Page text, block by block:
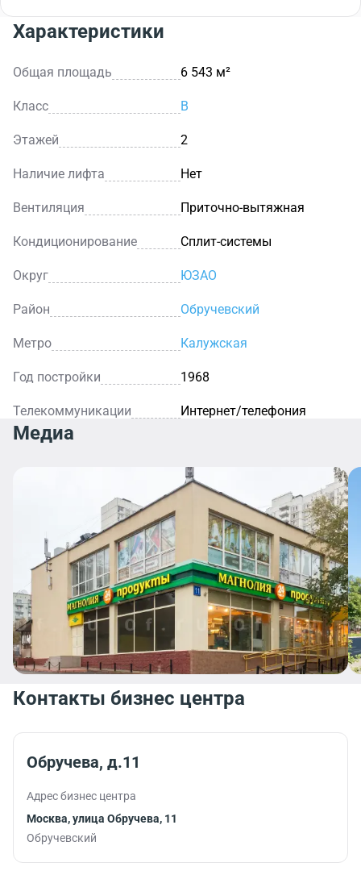
Характеристики
Общая площадь 6 543 м²
Класс B
Этажей 2
Наличие лифта Нет
Вентиляция Приточно-вытяжная
Кондиционирование Сплит-системы
Округ ЮЗАО
Район Обручевский
Метро Калужская
Год постройки 1968
Телекоммуникации Интернет/телефония
Медиа
Контакты бизнес центра
Обручева, д.11
Адрес бизнес центра
Москва, улица Обручева, 11
Обручевский